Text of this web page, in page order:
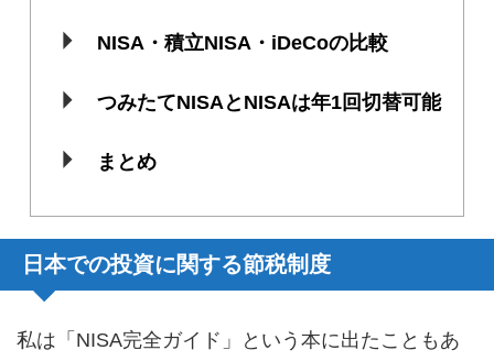
NISA・積立NISA・iDeCoの比較
つみたてNISAとNISAは年1回切替可能
まとめ
日本での投資に関する節税制度
私は「NISA完全ガイド」という本に出たこともあ